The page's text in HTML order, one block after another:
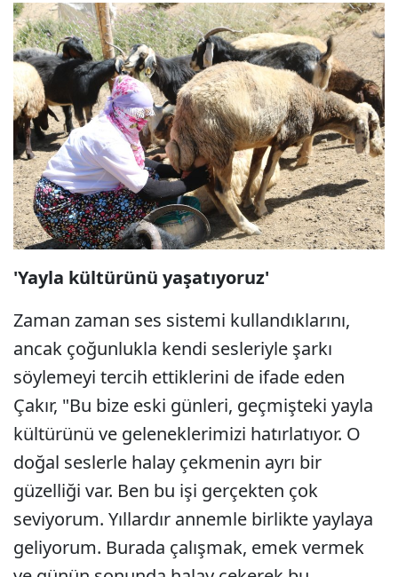
'Yayla kültürünü yaşatıyoruz'
Zaman zaman ses sistemi kullandıklarını,
ancak çoğunlukla kendi sesleriyle şarkı
söylemeyi tercih ettiklerini de ifade eden
Çakır, "Bu bize eski günleri, geçmişteki yayla
kültürünü ve geleneklerimizi hatırlatıyor. O
doğal seslerle halay çekmenin ayrı bir
güzelliği var. Ben bu işi gerçekten çok
seviyorum. Yıllardır annemle birlikte yaylaya
geliyorum. Burada çalışmak, emek vermek